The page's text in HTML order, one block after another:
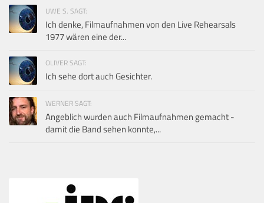
UWE S. SAGT:
Ich denke, Filmaufnahmen von den Live Rehearsals
1977 wären eine der...
OLIVER SAGT:
Ich sehe dort auch Gesichter.
WERNER SAGT:
Angeblich wurden auch Filmaufnahmen gemacht -
damit die Band sehen konnte,...